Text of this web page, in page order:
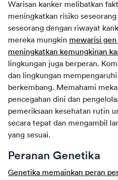
Warisan kanker melibatkan
meningkatkan risiko
seseorang dengan riwayat
mereka mungkin mewarisi
meningkatkan kemungkinan
lingkungan juga berperan.
dan lingkungan
berkembang. Memahami
pemeriksaan kesehatan rutin
secara tepat dan mengambil
yang sesuai.
Peranan Genetika
Genetika memainkan peran